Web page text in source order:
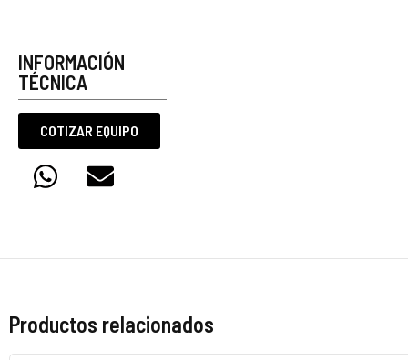
INFORMACIÓN
TÉCNICA
COTIZAR EQUIPO
Productos relacionados